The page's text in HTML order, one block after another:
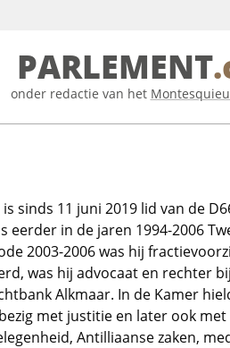
PARLEMENT
onder redactie van het
sinds 11 juni 2019 lid van de
eerder in de jaren 1994-2006
2003-2006 was hij
was hij advocaat en rechter
Alkmaar. In de Kamer
met justitie en later ook met
Antilliaanse zaken,